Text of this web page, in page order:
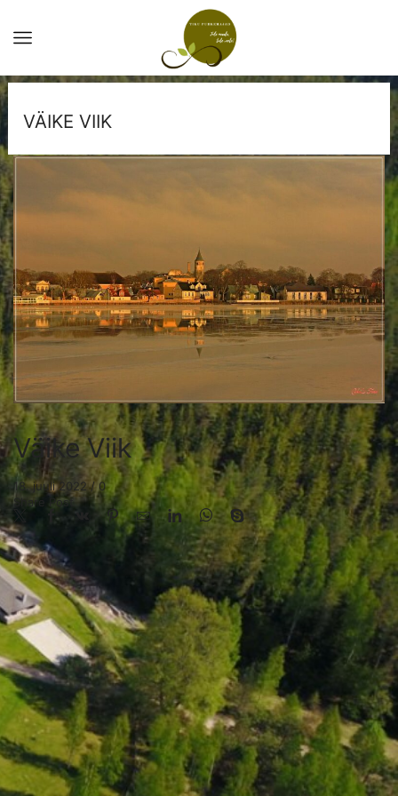
VÄIKE VIIK
Väike Viik
18. juuli 2022 / 0
Share Post